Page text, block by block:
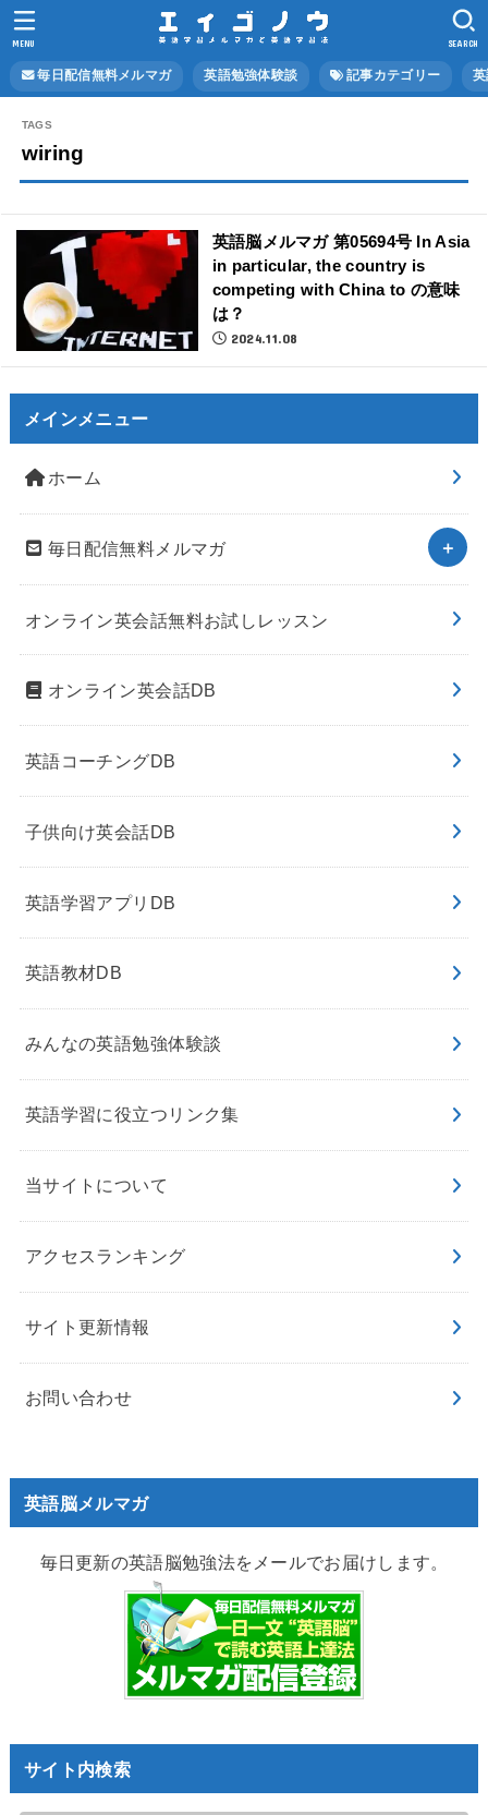
毎日配信無料メルマガ 英語勉強体験談 記事カテゴリー
SEARCH
MENU
wiring
英語脳メルマガ 第05694号 In Asia
in particular, the country is
competing with China to の意味
は？
2024.11.08
メインメニュー
ホーム
毎日配信無料メルマガ
オンライン英会話無料お試しレッスン
オンライン英会話DB
英語コーチングDB
子供向け英会話DB
英語学習アプリDB
英語教材DB
みんなの英語勉強体験談
英語学習に役立つリンク集
当サイトについて
アクセスランキング
サイト更新情報
お問い合わせ
英語脳メルマガ
毎日更新の英語脳勉強法をメールでお届けします。
サイト内検索